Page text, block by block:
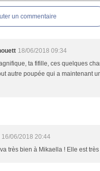
un commentaire
18/06/2018 09:34
ta fifille, ces quelques
autre poupée qui a maintenant
16/06/2018 20:44
très bien à Mikaella ! Elle est